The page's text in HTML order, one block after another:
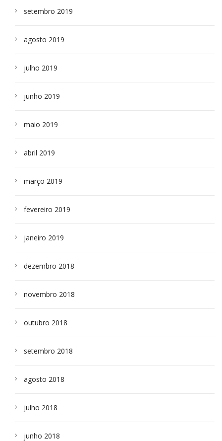
setembro 2019
agosto 2019
julho 2019
junho 2019
maio 2019
abril 2019
março 2019
fevereiro 2019
janeiro 2019
dezembro 2018
novembro 2018
outubro 2018
setembro 2018
agosto 2018
julho 2018
junho 2018